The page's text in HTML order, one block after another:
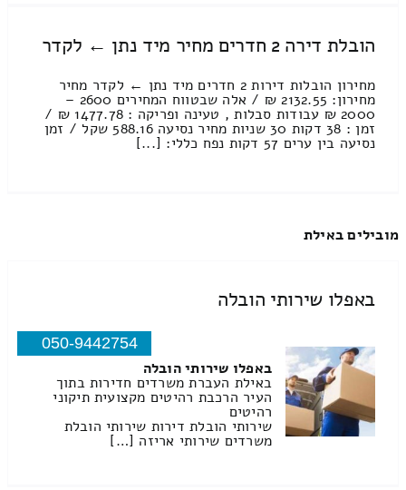
הובלת דירה 2 חדרים מחיר מיד נתן ← לקדר
מחירון הובלות דירות 2 חדרים מיד נתן ← לקדר מחיר
מחירון: 2132.55 ₪ / אלה שבטווח המחירים 2600 –
2000 ₪ עבודות סבלות , טעינה ופריקה : 1477.78 ₪ /
זמן : 38 דקות 30 שניות מחיר נסיעה 588.16 שקל / זמן
נסיעה בין ערים 57 דקות נפח כללי: [...]
מובילים באילת
באפלו שירותי הובלה
050-9442754
באפלו שירותי הובלה
באילת העברת משרדים חדירות בתוך
העיר הרכבת רהיטים מקצועית תיקוני
רהיטים
שירותי הובלת דירות שירותי הובלת
משרדים שירותי אריזה […]